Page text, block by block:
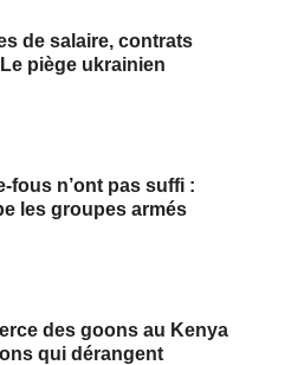
de salaire, contrats
piège ukrainien
fous n’ont pas suffi :
les groupes armés
des goons au Kenya
qui dérangent